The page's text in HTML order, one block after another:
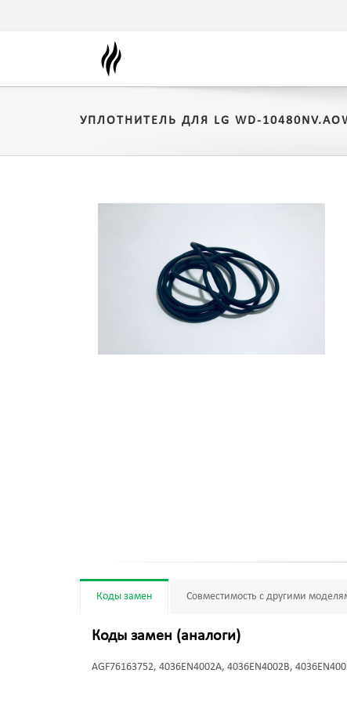
УПЛОТНИТЕЛЬ ДЛЯ LG WD-
Коды замен Совместимость с другими
Коды замен (аналоги)
AGF76163752, 4036EN4002A, 4036EN4002B,